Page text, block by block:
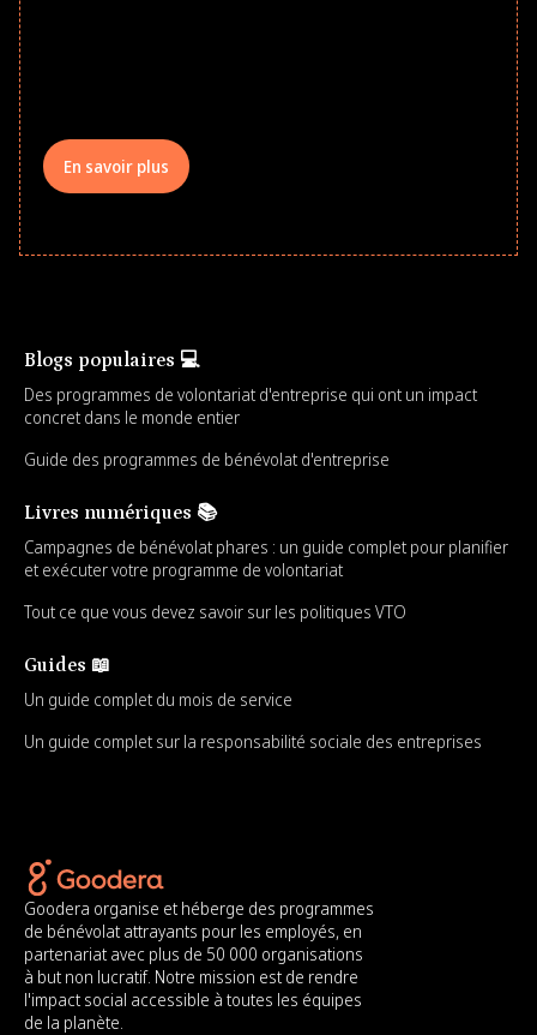
En savoir plus
Blogs populaires 💻
Des programmes de volontariat d'entreprise qui ont un impact
concret dans le monde entier
Guide des programmes de bénévolat d'entreprise
Livres numériques 📚
Campagnes de bénévolat phares : un guide complet pour planifier
et exécuter votre programme de volontariat
Tout ce que vous devez savoir sur les politiques VTO
Guides 📖
Un guide complet du mois de service
Un guide complet sur la responsabilité sociale des entreprises
Goodera organise et héberge des programmes
de bénévolat attrayants pour les employés, en
partenariat avec plus de 50 000 organisations
à but non lucratif. Notre mission est de rendre
l'impact social accessible à toutes les équipes
de la planète.